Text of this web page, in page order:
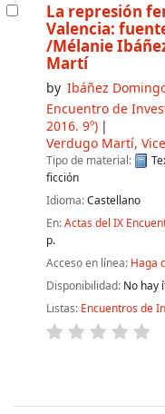
La represión
Valencia:
/Mélanie
Martí
by Ibáñez
Encuentro de
2016. 9º)
Verdugo Martí,
Tipo de material:
ficción
Idioma:Castellano
En:Actas del IX
p.
Acceso en línea: Haga
Disponibilidad: No hay
Listas: Encuentros de